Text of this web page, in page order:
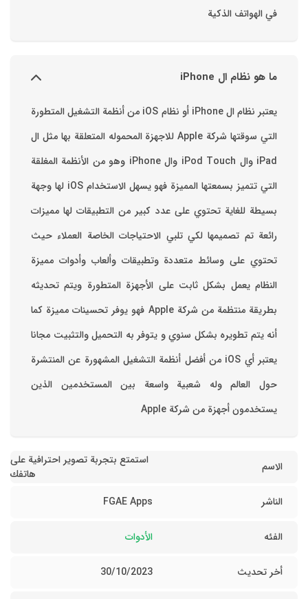
في الهواتف الذكية
ما هو نظام ال iPhone
يعتبر نظام ال iPhone أو نظام iOS من أنظمة التشغيل المتطورة
التي سوقتها شركة Apple للاجهزة المحموله المتعلقة بها مثل ال
iPad وال iPod Touch وال iPhone وهو من الأنظمة المغلقة
التي تتميز بسمعتها المميزة فهو يسهل الاستخدام ‏iOS لها وجهة
بسيطة للغاية تحتوي على عدد كبير من التطبيقات لها مميزات
رائعة تم تصميمها لكي تلبي الاحتياجات الخاصة العملاء حيث
تحتوي على وسائط متعددة وتطبيقات وألعاب وأدوات مميزة
‏النظام يعمل بشكل ثابت على الأجهزة المتطورة ويتم تحديثه
بطريقة منتظمة من شركة Apple فهو يوفر تحسينات مميزة كما
أنه يتم تطويره بشكل سنوي و يتوفر به التحميل والتثبيت مجانا
‏يعتبر أي iOS من أفضل أنظمة التشغيل المشهورة عن المنتشرة
حول العالم وله شعبية واسعة بين المستخدمين الذين
يستخدمون أجهزة من شركة Apple
الاسم
استمتع بتجربة تصوير احترافية على
هاتفك
الناشر
FGAE Apps
الفئه الأدوات
أخر تحديث 30/10/2023